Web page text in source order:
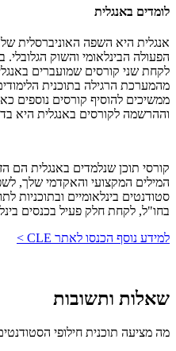
לומדים באנגלית
אנגלית היא השפה האוניברסלית
הפעולה הבינלאומי והשוק
לקחת שני קורסים שמועברים
מהמערכת הרגילה בתוכנית
ממשיכים להוסיף קורסים נוספים
וההרשמה לקורסים באנגלית היא
קורסי תוכן שנלמדים באנגלית הם
המילים המקצועי והאקדמי שלך,
סטודנטים בינלאומיים ובתוכניות
בחו"ל, לקחת חלק פעיל בכנסים
למידע נוסף הכנסו לאתר CLE >
שאלות ותשובות
מה מציעה תוכנית חילופי